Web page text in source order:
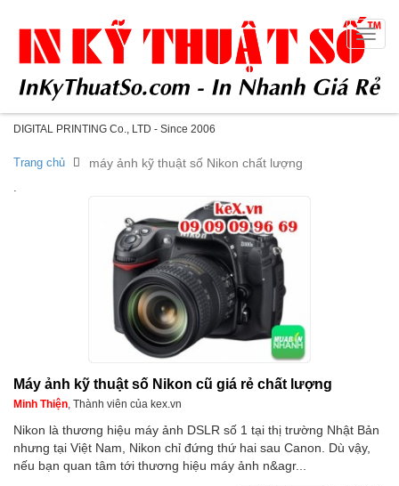
DIGITAL PRINTING Co., LTD - Since 2006
Toggle
Trang chủ máy ảnh kỹ thuật số Nikon chất lượng
.
Máy ảnh kỹ thuật số Nikon cũ giá rẻ chất lượng
Minh Thiện, Thành viên của kex.vn
Nikon là thương hiệu máy ảnh DSLR số 1 tại thị trường Nhật Bản
nhưng tại Việt Nam, Nikon chỉ đứng thứ hai sau Canon. Dù vậy,
nếu bạn quan tâm tới thương hiệu máy ảnh n&agr...